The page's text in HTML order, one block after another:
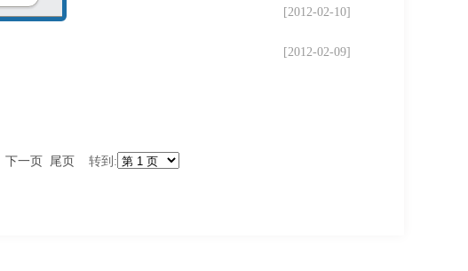
[2012-02-10]
[2012-02-09]
下一页 尾页 转到: